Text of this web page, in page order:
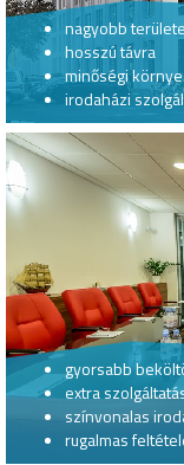
nagyobb
hosszú távra
minőségi
irodaházi
gyorsabb
extra
színvonalas
rugalmas